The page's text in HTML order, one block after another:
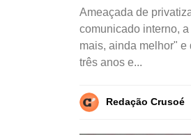
Ameaçada de
comunicado interno,
mais, ainda melhor"
três anos e...
Redação Crusoé